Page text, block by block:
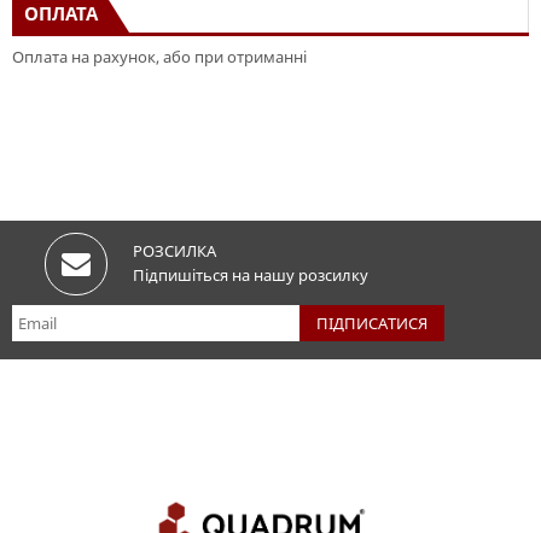
ОПЛАТА
Оплата на рахунок, або при отриманні
РОЗСИЛКА
Підпишіться на нашу розсилку